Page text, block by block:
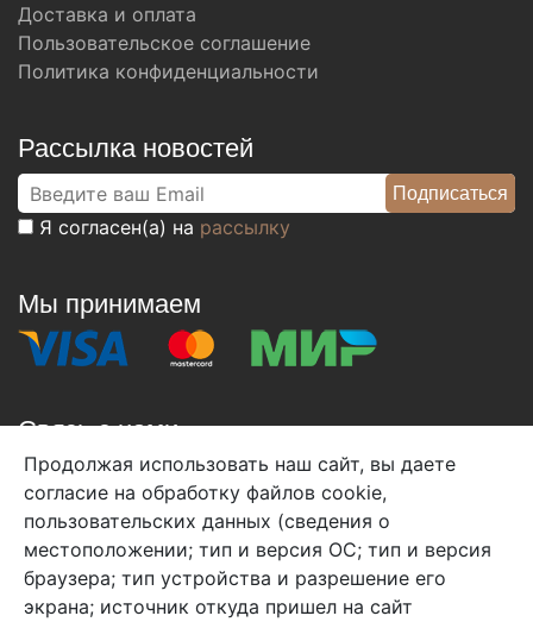
Доставка и оплата
Пользовательское соглашение
Политика конфиденциальности
Рассылка новостей
Я согласен(а) на рассылку
Мы принимаем
Связь с нами
+7 (495) 933-38-08
info@arben-textile.ru- оптовые продажи
Продолжая использовать наш сайт, вы даете
согласие на обработку файлов cookie,
пользовательских данных (сведения о
местоположении; тип и версия ОС; тип и версия
браузера; тип устройства и разрешение его
экрана; источник откуда пришел на сайт